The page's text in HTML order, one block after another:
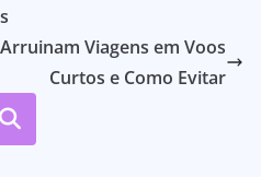
Viagens em Voos
Curtos e Como Evitar